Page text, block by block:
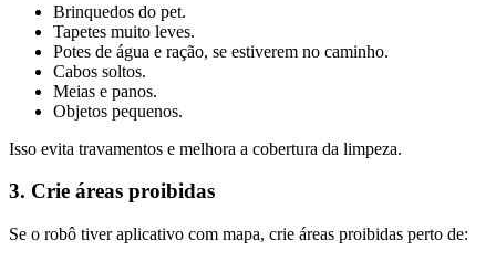
Brinquedos do pet.
Tapetes muito leves.
Potes de água e ração, se estiverem no caminho.
Cabos soltos.
Meias e panos.
Objetos pequenos.
Isso evita travamentos e melhora a cobertura da limpeza.
3. Crie áreas proibidas
Se o robô tiver aplicativo com mapa, crie áreas proibidas perto de: